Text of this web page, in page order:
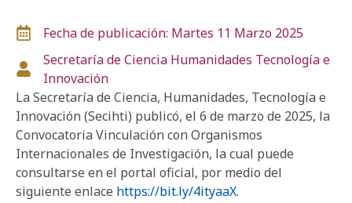
Fecha de publicación: Martes 11 Marzo 2025
Secretaría de Ciencia Humanidades Tecnología e
Innovación
La Secretaría de Ciencia, Humanidades, Tecnología e
Innovación (Secihti) publicó, el 6 de marzo de 2025, la
Convocatoria Vinculación con Organismos
Internacionales de Investigación, la cual puede
consultarse en el portal oficial, por medio del
siguiente enlace https://bit.ly/4ityaaX.